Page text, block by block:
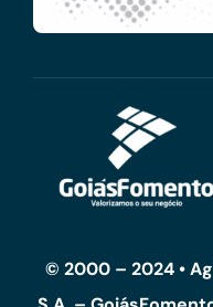
© 2000 – 2024 •